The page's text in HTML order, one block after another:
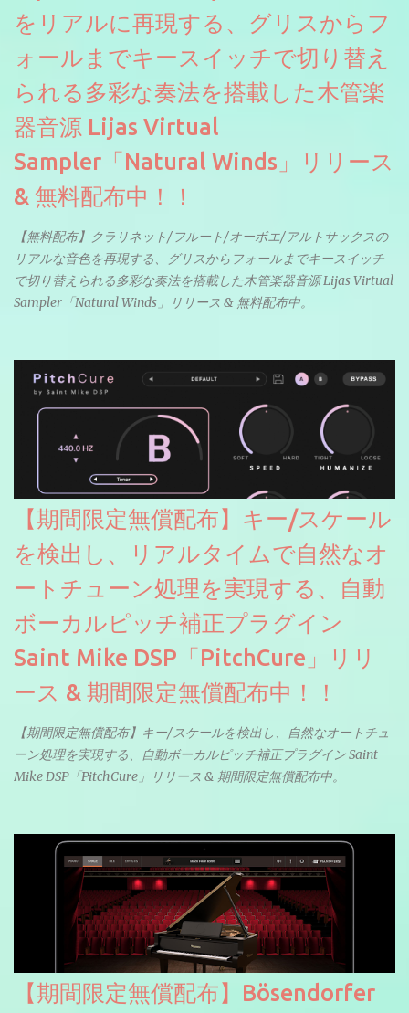
をリアルに再現する、グリスからフ
ォールまでキースイッチで切り替え
られる多彩な奏法を搭載した木管楽
器音源 Lijas Virtual
Sampler「Natural Winds」リリース
& 無料配布中！！
【無料配布】クラリネット/フルート/オーボエ/アルトサックスの
リアルな音色を再現する、グリスからフォールまでキースイッチ
で切り替えられる多彩な奏法を搭載した木管楽器音源 Lijas Virtual
Sampler「Natural Winds」リリース & 無料配布中。
【期間限定無償配布】キー/スケール
を検出し、リアルタイムで自然なオ
ートチューン処理を実現する、自動
ボーカルピッチ補正プラグイン
Saint Mike DSP「PitchCure」リリ
ース & 期間限定無償配布中！！
【期間限定無償配布】キー/スケールを検出し、自然なオートチュ
ーン処理を実現する、自動ボーカルピッチ補正プラグイン Saint
Mike DSP「PitchCure」リリース & 期間限定無償配布中。
【期間限定無償配布】Bösendorfer